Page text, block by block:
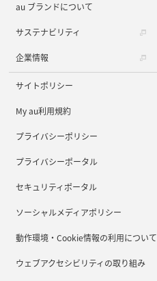
au ブランドについて
サステナビリティ
企業情報
サイトポリシー
My au利用規約
プライバシーポリシー
プライバシーポータル
セキュリティポータル
ソーシャルメディアポリシー
動作環境・Cookie情報の利用について
ウェブアクセシビリティの取り組み